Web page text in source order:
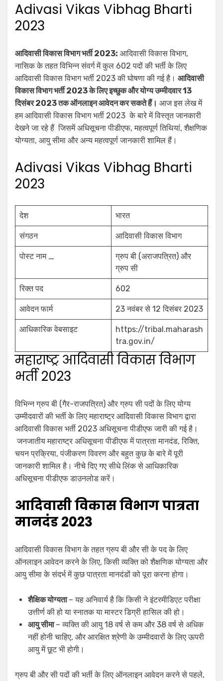
Adivasi Vikas Vibhag Bharti
2023
आदिवासी विकास विभाग भर्ती 2023: आदिवासी विकास विभाग,
नासिक के तहत विभिन्न संवर्ग में कुल 602 पदों की भर्ती के लिए
आदिवासी विकास विभाग भर्ती 2023 की घोषणा की गई है। आदिवासी
विकास विभाग भर्ती 2023 के लिए इच्छुक और योग्य उम्मीदवार 13
दिसंबर 2023 तक ऑनलाइन आवेदन कर सकते हैं। आज इस लेख में
हम आदिवासी विकास विभाग भर्ती 2023 के बारे में विस्तृत जानकारी
देखने जा रहे हैं जिसमें अधिसूचना पीडीएफ, महत्वपूर्ण तिथियां, शैक्षणिक
योग्यता, आयु सीमा और अन्य महत्वपूर्ण जानकारी शामिल हैं।
Adivasi Vikas Vibhag Bharti
2023
देश भारत
संगठन आदिवासी विकास विभाग
पोस्ट नाम _
ग्रुप बी (अराजपत्रित) और
ग्रुप सी
रिक्त पद 602
आवेदन फार्म 23 नवंबर से 12 दिसंबर 2023
आधिकारिक वेबसाइट
https://tribal.maharash
tra.gov.in/
महाराष्ट्र आदिवासी विकास विभाग
भर्ती 2023
विभिन्न ग्रुप बी (गैर-राजपत्रित) और ग्रुप सी पदों के लिए योग्य
उम्मीदवारों की भर्ती के लिए महाराष्ट्र आदिवासी विकास विभाग द्वारा
आदिवासी विकास भर्ती 2023 अधिसूचना पीडीएफ जारी की गई है।
जनजातीय महाराष्ट्र अधिसूचना पीडीएफ में पात्रता मानदंड, रिक्ति,
चयन प्रक्रिया, पंजीकरण विवरण और बहुत कुछ के बारे में पूरी
जानकारी शामिल है। नीचे दिए गए सीधे लिंक से आधिकारिक
अधिसूचना पीडीएफ डाउनलोड करें।
आदिवासी विकास विभाग पात्रता
मानदंड 2023
आदिवासी विकास विभाग के तहत ग्रुप बी और सी के पद के लिए
ऑनलाइन आवेदन करने के लिए, किसी व्यक्ति को शैक्षणिक योग्यता और
आयु सीमा के संदर्भ में कुछ पात्रता मानदंडों को पूरा करना होगा।
शैक्षिक योग्यता– यह अनिवार्य है कि किसी ने इंटरमीडिएट परीक्षा
उत्तीर्ण की हो या स्नातक या मास्टर डिग्री हासिल की हो।
आयु सीमा– व्यक्ति की आयु 18 वर्ष से कम और 38 वर्ष से अधिक
नहीं होनी चाहिए, और आरक्षित श्रेणी के उम्मीदवारों के लिए ऊपरी
आयु में छूट भी होगी।
ग्रुप बी और सी पदों की भर्ती के लिए ऑनलाइन आवेदन करने से पहले,